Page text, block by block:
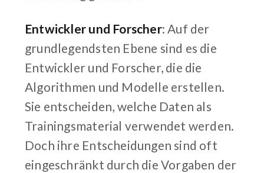
Entwickler und Forscher: Auf der
grundlegendsten Ebene sind es die
Entwickler und Forscher, die die
Algorithmen und Modelle erstellen.
Sie entscheiden, welche Daten als
Trainingsmaterial verwendet werden.
Doch ihre Entscheidungen sind oft
eingeschränkt durch die Vorgaben der